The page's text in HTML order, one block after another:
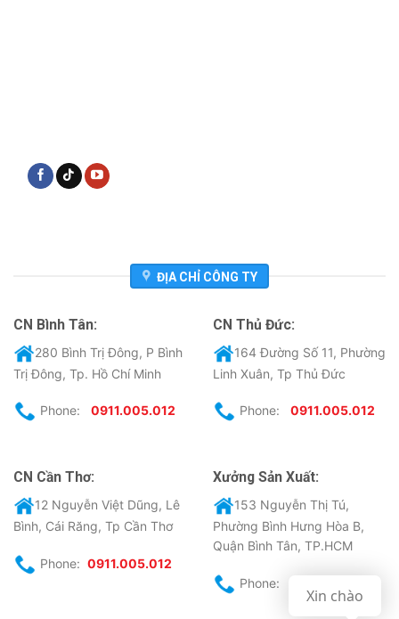
ĐỊA CHỈ CÔNG TY
CN Bình Tân:
280 Bình Trị Đông, P Bình
Trị Đông, Tp. Hồ Chí Minh
Phone: 0911.005.012
CN Thủ Đức:
164 Đường Số 11, Phường
Linh Xuân, Tp Thủ Đức
Phone: 0911.005.012
CN Cần Thơ:
12 Nguyễn Việt Dũng, Lê
Bình, Cái Răng, Tp Cần Thơ
Phone: 0911.005.012
Xưởng Sản Xuất:
153 Nguyễn Thị Tú,
Phường Bình Hưng Hòa B,
Quận Bình Tân, TP.HCM
Phone:
Xin chào